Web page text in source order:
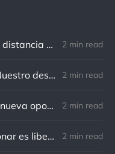
Robert Southey: No hay distancia o tiempo que pueda disminuir la amistad de aquellos que están completamente convencidos del valor del otro 2 min read
William Shakespeare: Nuestro destino está en las estrellas, así que levantemos nuestros ojos al cielo 2 min read
Cada amanecer es una nueva oportunidad 2 min read
Lewis B. Smedes: Perdonar es liberar a un prisionero y descubrir que el prisionero eras tú 2 min read